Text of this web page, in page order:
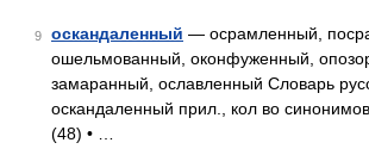
9 оскандаленный — осрамленный,
ошельмованный, оконфуженный,
замаранный, ославленный Словарь
оскандаленный прил., кол во
(48) • …